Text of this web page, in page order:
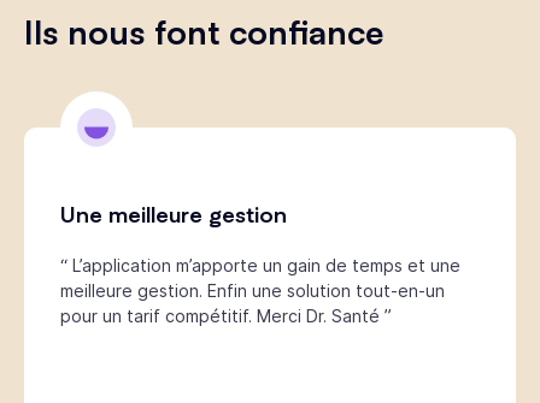
Ils nous font confiance
Une meilleure gestion
“ L’application m’apporte un gain de temps et une
meilleure gestion. Enfin une solution tout-en-un
pour un tarif compétitif. Merci Dr. Santé ”